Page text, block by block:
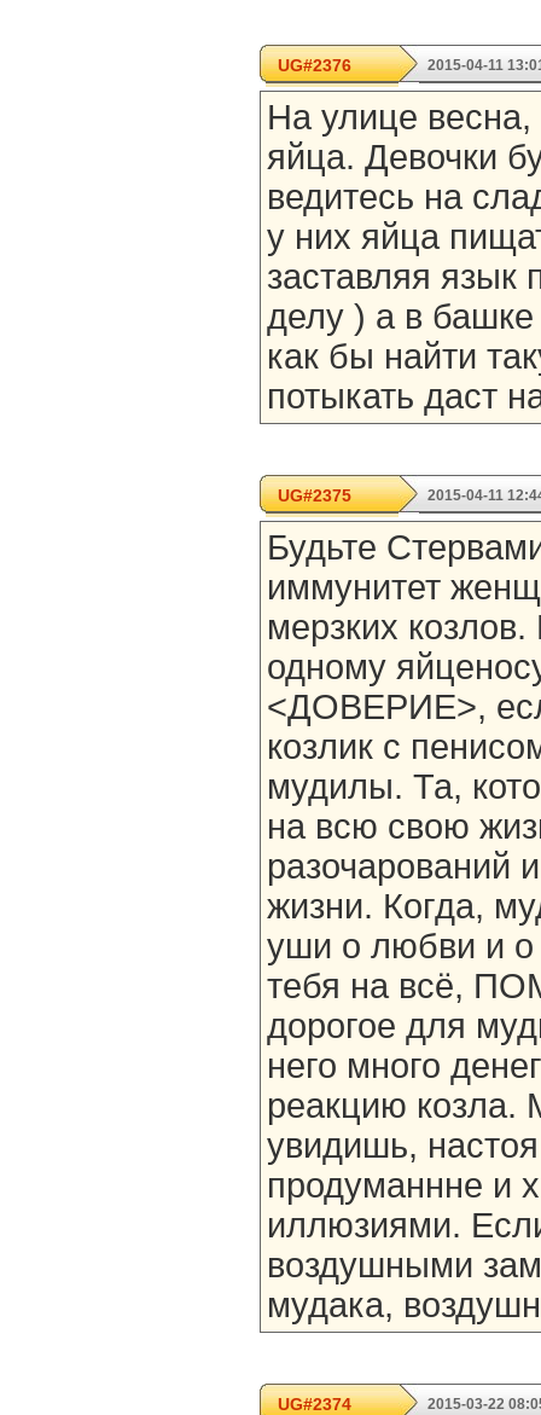
UG#2376 2015-04-11
На улице весна,
яйца. Девочки
ведитесь на
у них яйца
заставляя язык
делу ) а в
как бы найти
потыкать даст
UG#2375 2015-04-11
Будьте
иммунитет
мерзких
одному
<ДОВЕРИЕ>,
козлик с
мудилы. Та,
на всю свою
разочарований
жизни. Когда,
уши о любви и о
тебя на всё,
дорогое для
него много
реакцию козла.
увидишь,
продуманнне и
иллюзиями.
воздушными
мудака,
UG#2374 2015-03-22